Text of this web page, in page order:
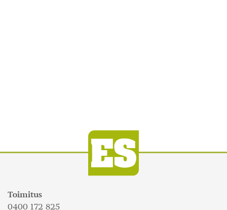
Toimitus
0400 172 825